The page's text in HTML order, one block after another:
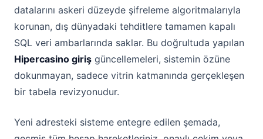
datalarını askeri düzeyde şifreleme algoritmalarıyla
korunan, dış dünyadaki tehditlere tamamen kapalı
SQL veri ambarlarında saklar. Bu doğrultuda yapılan
Hipercasino giriş güncellemeleri, sistemin özüne
dokunmayan, sadece vitrin katmanında gerçekleşen
bir tabela revizyonudur.
Yeni adresteki sisteme entegre edilen şemada,